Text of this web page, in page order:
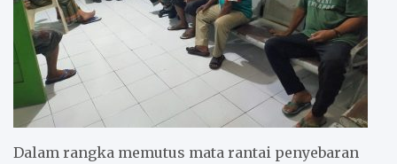
Dalam rangka memutus mata rantai penyebaran